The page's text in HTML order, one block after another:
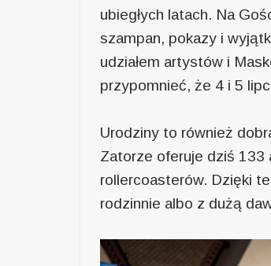
ubiegłych latach. Na
szampan, pokazy i
udziałem artystów i
przypomnieć, że 4 i 5
Urodziny to również
Zatorze oferuje dziś
rollercoasterów. Dzięki
rodzinnie albo z dużą